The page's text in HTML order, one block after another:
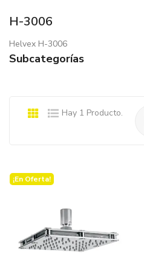
H-3006
Helvex H-3006
Subcategorías
Hay 1 Producto.
¡En Oferta!